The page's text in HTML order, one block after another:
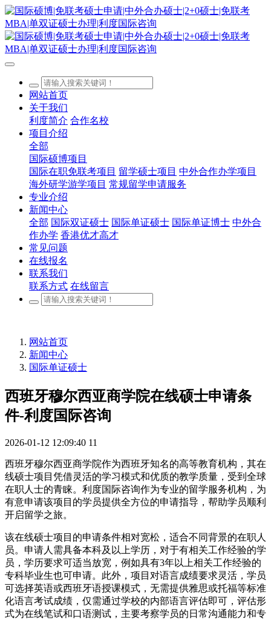
网站首页
关于我们
利度简介 合作名校
项目介绍
全部
国际硕博项目
国际在职免联考项目 留学硕士项目 中外合作办学项目
海外研学游学项目 常规留学申请服务
专业介绍
新闻中心
全部 国际双证硕士 国际单证硕士 国际单证博士 中外合
作办学 香港优才高才
常见问题
在线报名
联系我们
联系方式 在线留言
网站首页
新闻中心
国际单证硕士
西班牙穆尔西亚商学院在线硕士申请条
件-利度国际咨询
2026-01-12 12:09:40 11
西班牙穆尔西亚商学院作为西班牙知名的高等教育机构，其在
线硕士项目凭借灵活的学习模式和优质的教学质量，受到全球
在职人士的青睐。利度国际咨询作为专业的留学服务机构，为
有意申请该项目的学员提供全方位的申请指导，帮助学员顺利
开启留学之旅。
该在线硕士项目的申请条件相对宽松，适合不同背景的在职人
员。申请人需具备本科及以上学历，对于有相关工作经验的学
员，学历要求可适当放宽，例如具有3年以上相关工作经验的
专科毕业生也可申请。此外，项目对语言成绩要求灵活，学员
可选择英语或西班牙语授课模式，无需提供雅思或托福等标准
化语言考试成绩，仅需通过学校的内部语言评估即可，评估形
式为在线笔试和口语测试，主要考察学员的日常沟通能力和专